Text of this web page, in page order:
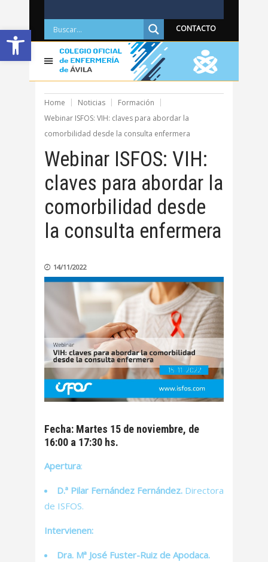
Abrir barra de herramientas CONTACTO
Home Noticias
Formación
Webinar ISFOS: VIH: claves para abordar la
comorbilidad desde la consulta enfermera
Webinar ISFOS: VIH:
claves para abordar la
comorbilidad desde
la consulta enfermera
14/11/2022
Fecha: Martes 15 de noviembre, de
16:00 a 17:30 hs.
Apertura:
D.ª Pilar Fernández Fernández. Directora
de ISFOS.
Intervienen:
Dra. Mª José Fuster-Ruiz de Apodaca.